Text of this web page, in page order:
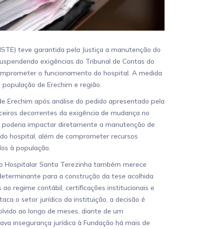
teve garantida pela Justiça a manutenção do
exigências do Tribunal de Contas do
o funcionamento do hospital. A medida
de Erechim e região.
Erechim após análise do pedido apresentado pela
decorrentes da exigência de mudança no
impactar diretamente a manutenção de
hospital, além de comprometer recursos
à população.
Hospitalar Santa Terezinha também merece
para a construção da tese acolhida
regime contábil, certificações institucionais e
o setor jurídico da instituição, a decisão é
ao longo de meses, diante de um
insegurança jurídica à Fundação há mais de